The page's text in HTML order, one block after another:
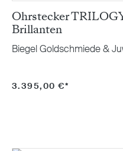
Ohrstecker
Brillanten
Biegel Goldschmiede &
3.395,00 €*